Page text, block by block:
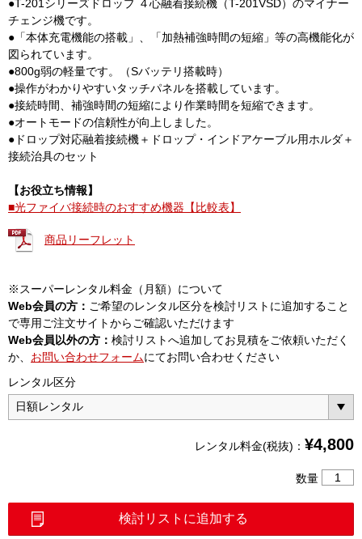
●T-201シリーズドロップ ４心融着接続機（T-201VSD）のマイナー
チェンジ機です。
●「本体充電機能の搭載」、「加熱補強時間の短縮」等の高機能化が
図られています。
●800g弱の軽量です。（Sバッテリ搭載時）
●操作がわかりやすいタッチパネルを搭載しています。
●接続時間、補強時間の短縮により作業時間を短縮できます。
●オートモードの信頼性が向上しました。
●ドロップ対応融着接続機＋ドロップ・インドアケーブル用ホルダ＋
接続治具のセット
【お役立ち情報】
■光ファイバ接続時のおすすめ機器【比較表】
商品リーフレット
※スーパーレンタル料金（月額）について
Web会員の方： ご希望のレンタル区分を検討リストに追加すること
で専用ご注文サイトからご確認いただけます
Web会員以外の方： 検討リストへ追加してお見積をご依頼いただく
か、 お問い合わせフォームにてお問い合わせください
レンタル区分
レンタル料金(税抜)： ¥4,800
数量
検討リストに追加する